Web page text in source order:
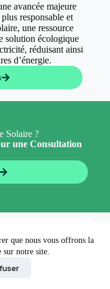
que nous vous offrons la
sur notre site.
avancée majeure
responsable et
une ressource
solution écologique
réduisant ainsi
d’énergie.
Solaire ?
une Consultation
devis
écologiques